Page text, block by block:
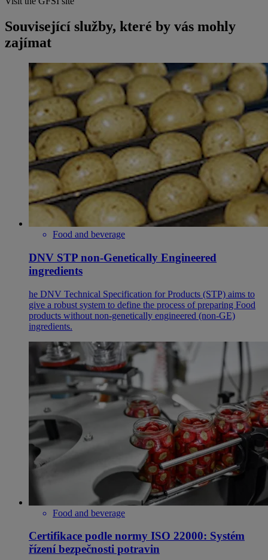
Související služby, které by vás mohly
zajímat
Food and beverage
DNV STP non-Genetically Engineered
ingredients
he DNV Technical Specification for Products (STP) aims to
give a robust system to define the process of preparing Food
products without non-genetically engineered (non-GE)
ingredients.
Food and beverage
Certifikace podle normy ISO 22000: Systém
řízení bezpečnosti potravin